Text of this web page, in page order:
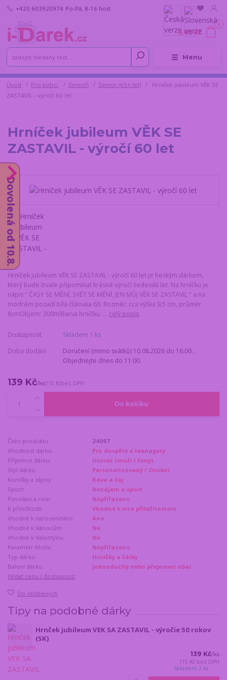
Menu
+420 603920974 Po-Pá, 8-16 hod.
0
0,00 Kč
Úvod Pro koho Senioři Senior (65+ let)
Hrníček jubileum VĚK SE
ZASTAVIL - výročí 60 let
Hrníček jubileum VĚK SE
ZASTAVIL - výročí 60 let
Hrníček jubileum VĚK SE ZASTAVIL - výročí 60 let je hezkým dárkem,
který bude trvale připomínat krásné výročí šedesáti let. Na hrníčku je
nápis " ČASY SE MĚNÍ, SVĚT SE MĚNÍ, JEN MŮJ VĚK SE ZASTAVIL " a na
modrém pozadí bílá číslovka 60. Rozměr: cca výška 9,5 cm, průměr
8cmObjem: 300mlBarva hrníčku: ... celý popis
Dostupnost
Skladem 1 ks
Doba dodání
Doručení (mimo svátků) 10.08.2026 do 16:00. .
Objednejte dnes do 11:00.
139 Kč/ks115 Kčbez DPH
Do košíku
Číslo produktu:
24097
Vhodnost dárku:
Pro dospělé a teenagery
Příjemce dárku:
Unisex (muži i ženy)
Styl dárku:
Personalizovaný / Osobní
Koníčky a zájmy:
Káva a čaj
Sport:
Nezájem o sport
Povolání a role:
Nepřířazeno
K příležitosti:
Vhodné k více příležitostem
Vhodné k narozeninám:
Ano
Vhodné k Vánocům:
Ne
Vhodné k Valentýnu:
Ne
Parametr Motiv:
Nepřiřazeno
Typ dárku:
Hrníčky a šálky
Balení dárku:
Jednoduchý nebo přepravní obal
Hlídat cenu / dostupnost
Do oblíbených
Tipy na podobné dárky
Hrnček jubileum VEK SA ZASTAVIL - výročie 50 rokov
(SK)
139 Kč/ks
115 Kč bez DPH
Skladem 2 ks
Dovolená od 10.8.